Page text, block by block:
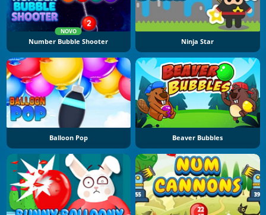
NOVO
Number Bubble Shooter Ninja Star
Balloon Pop Beaver Bubbles